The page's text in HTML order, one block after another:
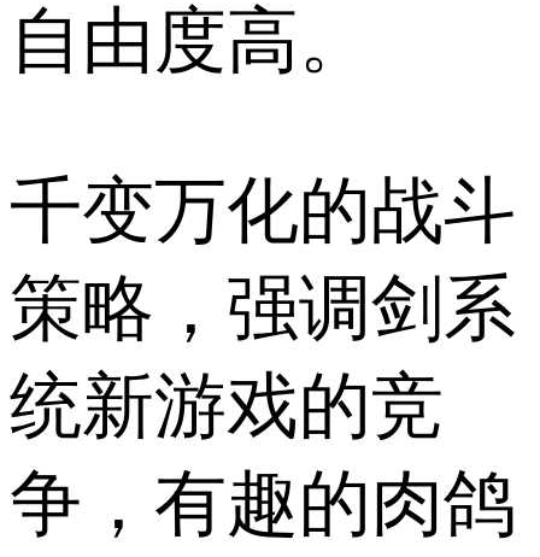
自由度高。
千变万化的战斗
策略，强调剑系
统新游戏的竞
争，有趣的肉鸽